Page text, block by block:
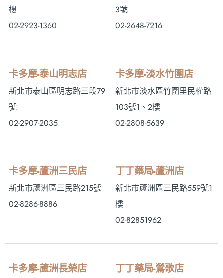
樓
02-2923-1360
3號
02-2648-7216
卡多摩-泰山明志店
新北市泰山區明志路三段79
號
02-2907-2035
卡多摩-淡水竹圍店
新北市淡水區竹圍里民權路
103號1、2樓
02-2808-5639
卡多摩-蘆洲三民店
新北市蘆洲區三民路215號
02-8286-8886
丁丁藥局-蘆洲店
新北市蘆洲區三民路559號1
樓
02-82851962
卡多摩-蘆洲長榮店 丁丁藥局-鶯歌店